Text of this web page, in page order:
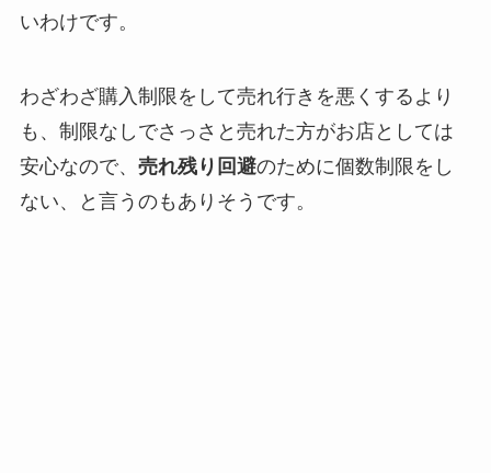
いわけです。
わざわざ購入制限をして売れ行きを悪くするより
も、制限なしでさっさと売れた方がお店としては
安心なので、 売れ残り回避のために個数制限をし
ない、と言うのもありそうです。